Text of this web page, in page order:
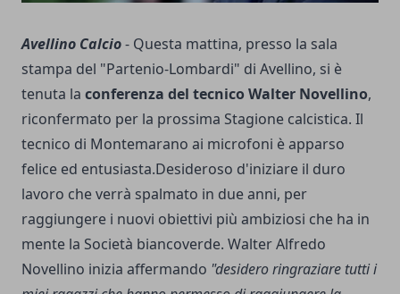
Avellino Calcio- Questa mattina, presso la sala
stampa del "Partenio-Lombardi" di Avellino, si è
tenuta la conferenza del tecnico Walter Novellino,
riconfermato per la prossima Stagione calcistica. Il
tecnico di Montemarano ai microfoni è apparso
felice ed entusiasta.Desideroso d'iniziare il duro
lavoro che verrà spalmato in due anni, per
raggiungere i nuovi obiettivi più ambiziosi che ha in
mente la Società biancoverde. Walter Alfredo
Novellino inizia affermando "desidero ringraziare tutti i